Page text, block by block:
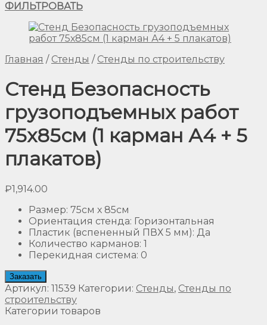
ФИЛЬТРОВАТЬ
Главная / Стенды / Стенды по строительству
Стенд Безопасность
грузоподъемных работ
75х85см (1 карман А4 + 5
плакатов)
₽1,914.00
Размер: 75см х 85см
Ориентация стенда: Горизонтальная
Пластик (вспененный ПВХ 5 мм): Да
Количество карманов: 1
Перекидная система: 0
Заказать
Артикул: 11539 Категории: Стенды, Стенды по
строительству
Категории товаров